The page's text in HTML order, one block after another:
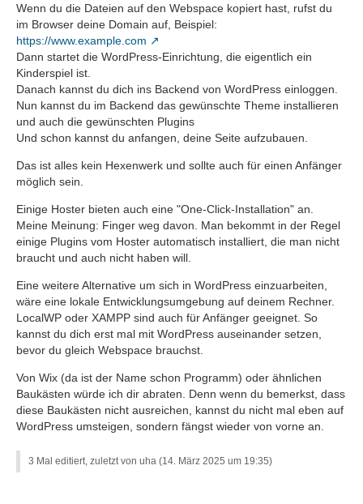
Wenn du die Dateien auf den Webspace kopiert hast, rufst du
im Browser deine Domain auf, Beispiel:
https://www.example.com
Dann startet die WordPress-Einrichtung, die eigentlich ein
Kinderspiel ist.
Danach kannst du dich ins Backend von WordPress einloggen.
Nun kannst du im Backend das gewünschte Theme installieren
und auch die gewünschten Plugins
Und schon kannst du anfangen, deine Seite aufzubauen.
Das ist alles kein Hexenwerk und sollte auch für einen Anfänger
möglich sein.
Einige Hoster bieten auch eine "One-Click-Installation" an.
Meine Meinung: Finger weg davon. Man bekommt in der Regel
einige Plugins vom Hoster automatisch installiert, die man nicht
braucht und auch nicht haben will.
Eine weitere Alternative um sich in WordPress einzuarbeiten,
wäre eine lokale Entwicklungsumgebung auf deinem Rechner.
LocalWP oder XAMPP sind auch für Anfänger geeignet. So
kannst du dich erst mal mit WordPress auseinander setzen,
bevor du gleich Webspace brauchst.
Von Wix (da ist der Name schon Programm) oder ähnlichen
Baukästen würde ich dir abraten. Denn wenn du bemerkst, dass
diese Baukästen nicht ausreichen, kannst du nicht mal eben auf
WordPress umsteigen, sondern fängst wieder von vorne an.
3 Mal editiert, zuletzt von uha (14. März 2025 um 19:35)